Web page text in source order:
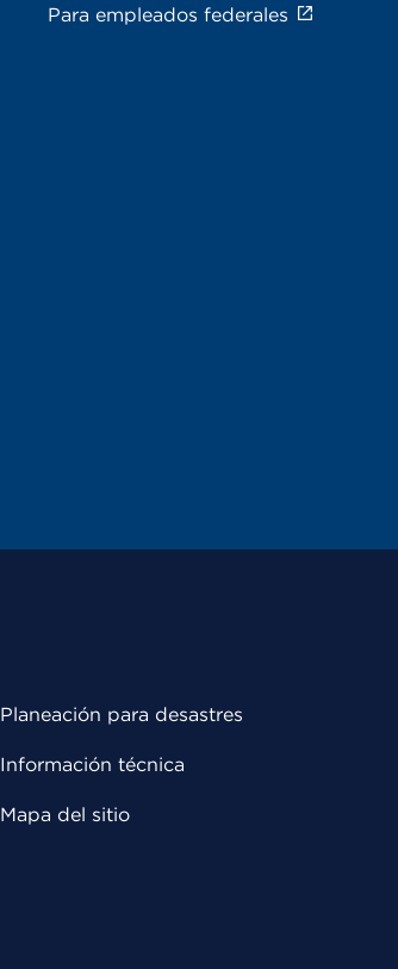
Para empleados federales
Planeación para desastres
Información técnica
Mapa del sitio